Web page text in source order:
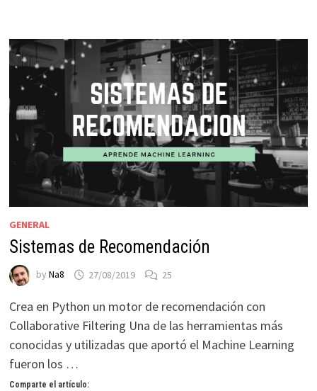
GENERAL
Sistemas de Recomendación
by Na8 27/08/2019 25
Crea en Python un motor de recomendación con
Collaborative Filtering Una de las herramientas más
conocidas y utilizadas que aportó el Machine Learning
fueron los …
Comparte el artículo: